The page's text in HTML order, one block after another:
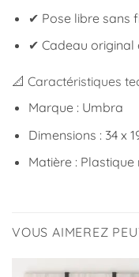
✔ Pose libre sans
✔ Cadeau original
📐 Caractéristiques
Marque : Umbra
Dimensions : 34 x
Matière :
VOUS AIMEREZ